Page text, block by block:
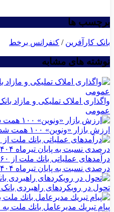
برچسب ها
بانک کارآفرین / کنفرانس برخط
نوشته های مشابه
واگذاری املاک تملیکی و مازاد
عمومی
ارزش بازار «ونوین» ۱۰۰ همت شد
درصدی نسبت به پایان تیرماه ۱۴۰۴
تحول در رویکردهای راهبردی بانک
پیام تبریك مدیرعامل بانك ملت